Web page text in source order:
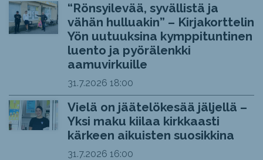
“Rönsyilevää, syvällistä ja
vähän hulluakin” – Kirjakorttelin
Yön uutuuksina kymppituntinen
luento ja pyörälenkki
aamuvirkuille
31.7.2026 18:00
Vielä on jäätelökesää jäljellä –
Yksi maku kiilaa kirkkaasti
kärkeen aikuisten suosikkina
31.7.2026 16:00